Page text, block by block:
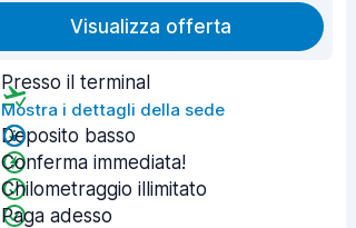
Visualizza offerta
Presso il terminal
Mostra i dettagli della sede
Deposito basso
Conferma immediata!
Chilometraggio illimitato
Paga adesso